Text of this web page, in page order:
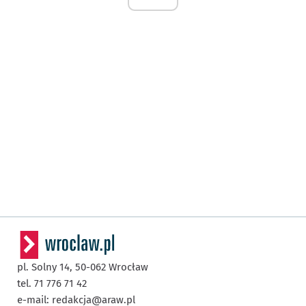
pl. Solny 14, 50-062 Wrocław
tel. 71 776 71 42
e-mail: redakcja@araw.pl